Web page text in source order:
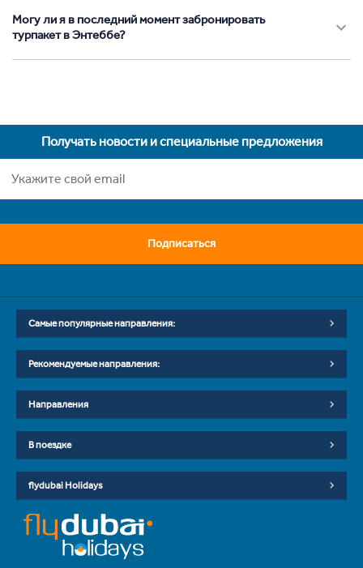
Могу ли я в последний момент забронировать
турпакет в Энтеббе?
Получать новости и специальные предложения
Подписаться
Самые популярные направления:
Рекомендуемые направления:
Направления
В поездке
flydubai Holidays